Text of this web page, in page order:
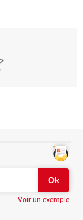
Voir un exemple